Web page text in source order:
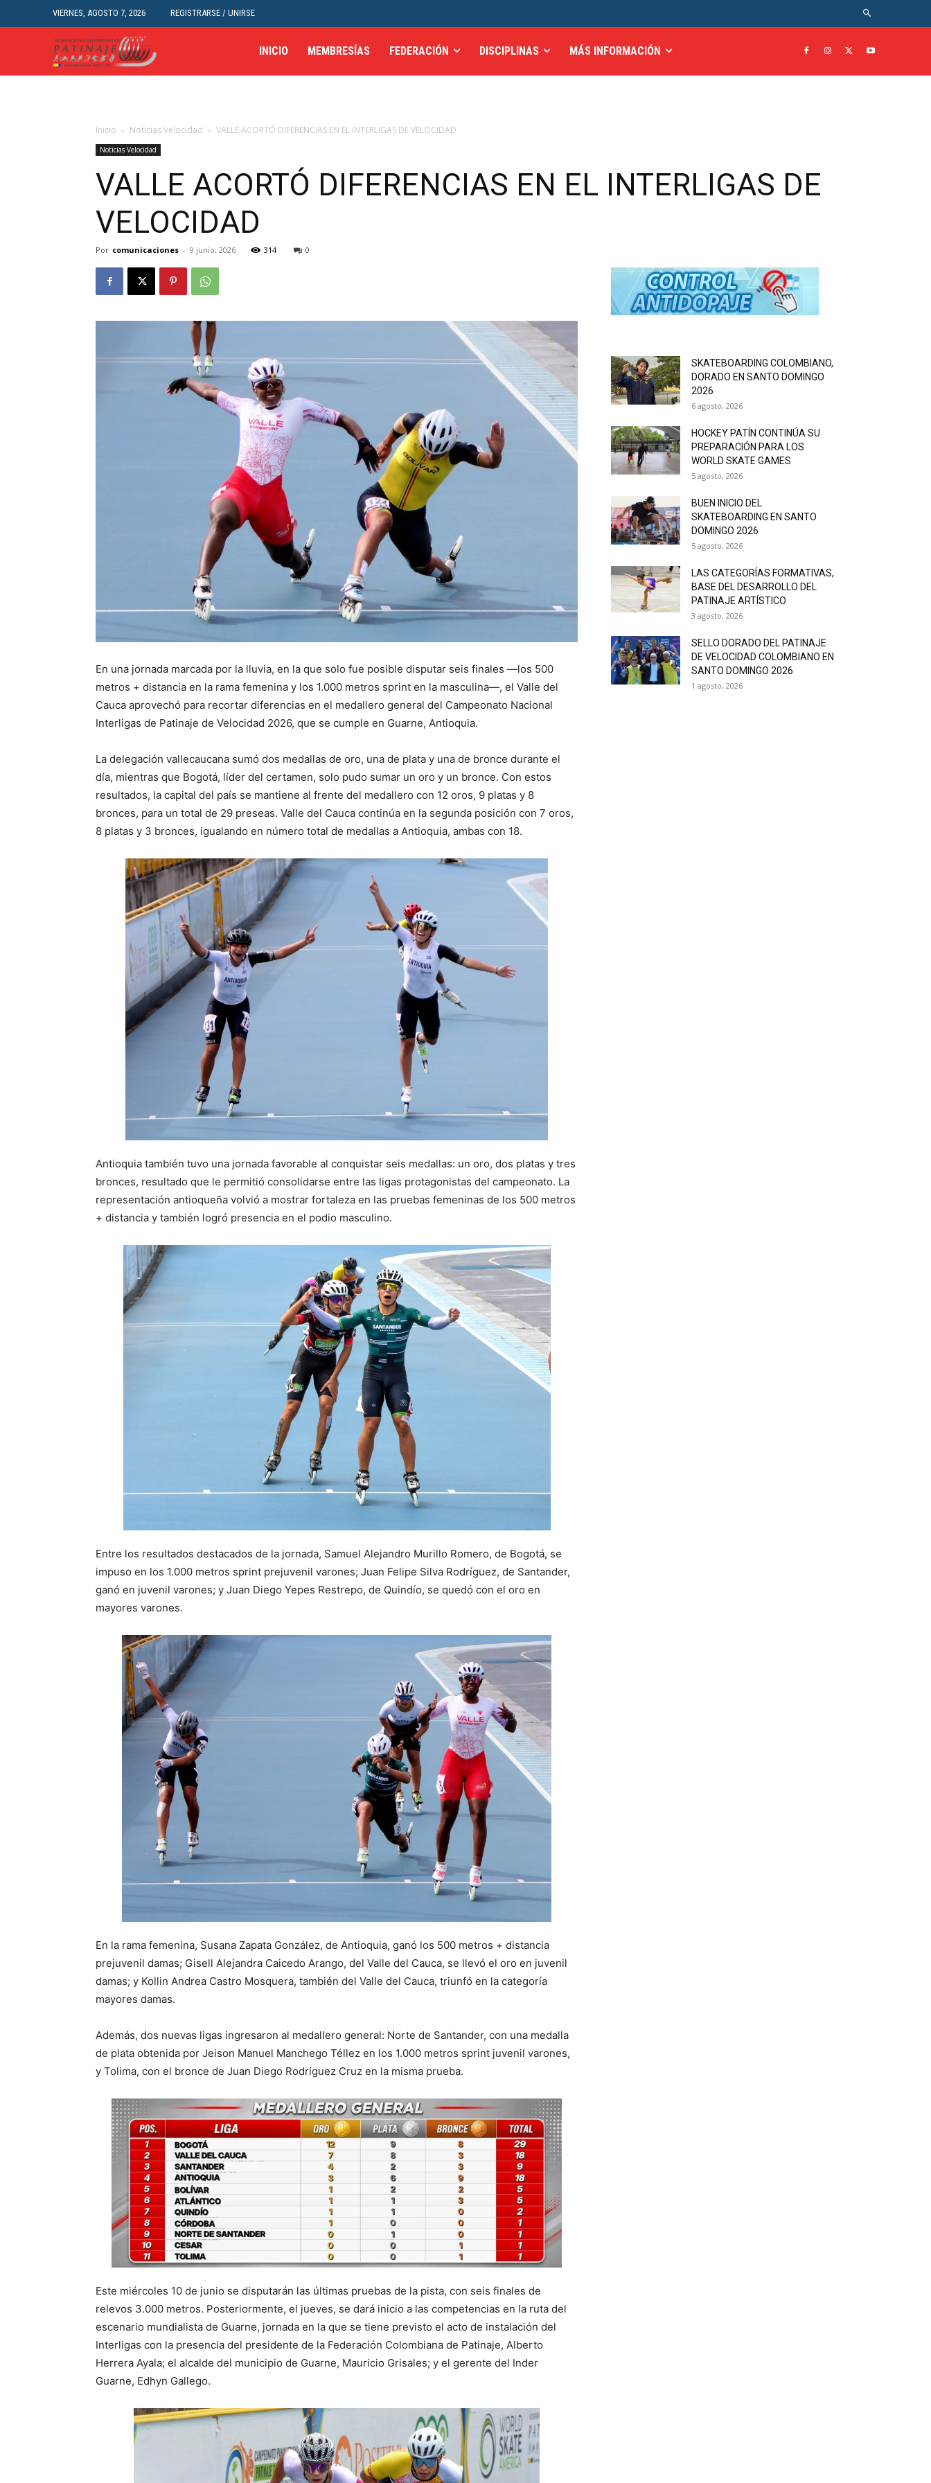
VIERNES, AGOSTO 7, 2026 REGISTRARSE / UNIRSE
INICIO MEMBRESÍAS FEDERACIÓN DISCIPLINAS MÁS INFORMACIÓN
Inicio Noticias Velocidad VALLE ACORTÓ DIFERENCIAS EN EL INTERLIGAS DE VELOCIDAD
Noticias Velocidad
VALLE ACORTÓ DIFERENCIAS EN EL INTERLIGAS DE
VELOCIDAD
Por comunicaciones - 9 junio, 2026 314 0
En una jornada marcada por la lluvia, en la que solo fue posible disputar seis finales —los 500
metros + distancia en la rama femenina y los 1.000 metros sprint en la masculina—, el Valle del
Cauca aprovechó para recortar diferencias en el medallero general del Campeonato Nacional
Interligas de Patinaje de Velocidad 2026, que se cumple en Guarne, Antioquia.
La delegación vallecaucana sumó dos medallas de oro, una de plata y una de bronce durante el
día, mientras que Bogotá, líder del certamen, solo pudo sumar un oro y un bronce. Con estos
resultados, la capital del país se mantiene al frente del medallero con 12 oros, 9 platas y 8
bronces, para un total de 29 preseas. Valle del Cauca continúa en la segunda posición con 7 oros,
8 platas y 3 bronces, igualando en número total de medallas a Antioquia, ambas con 18.
Antioquia también tuvo una jornada favorable al conquistar seis medallas: un oro, dos platas y tres
bronces, resultado que le permitió consolidarse entre las ligas protagonistas del campeonato. La
representación antioqueña volvió a mostrar fortaleza en las pruebas femeninas de los 500 metros
+ distancia y también logró presencia en el podio masculino.
Entre los resultados destacados de la jornada, Samuel Alejandro Murillo Romero, de Bogotá, se
impuso en los 1.000 metros sprint prejuvenil varones; Juan Felipe Silva Rodríguez, de Santander,
ganó en juvenil varones; y Juan Diego Yepes Restrepo, de Quindío, se quedó con el oro en
mayores varones.
En la rama femenina, Susana Zapata González, de Antioquia, ganó los 500 metros + distancia
prejuvenil damas; Gisell Alejandra Caicedo Arango, del Valle del Cauca, se llevó el oro en juvenil
damas; y Kollin Andrea Castro Mosquera, también del Valle del Cauca, triunfó en la categoría
mayores damas.
Además, dos nuevas ligas ingresaron al medallero general: Norte de Santander, con una medalla
de plata obtenida por Jeison Manuel Manchego Téllez en los 1.000 metros sprint juvenil varones,
y Tolima, con el bronce de Juan Diego Rodríguez Cruz en la misma prueba.
Este miércoles 10 de junio se disputarán las últimas pruebas de la pista, con seis finales de
relevos 3.000 metros. Posteriormente, el jueves, se dará inicio a las competencias en la ruta del
escenario mundialista de Guarne, jornada en la que se tiene previsto el acto de instalación del
Interligas con la presencia del presidente de la Federación Colombiana de Patinaje, Alberto
Herrera Ayala; el alcalde del municipio de Guarne, Mauricio Grisales; y el gerente del Inder
Guarne, Edhyn Gallego.
SKATEBOARDING COLOMBIANO,
DORADO EN SANTO DOMINGO
2026
6 agosto, 2026
HOCKEY PATÍN CONTINÚA SU
PREPARACIÓN PARA LOS
WORLD SKATE GAMES
5 agosto, 2026
BUEN INICIO DEL
SKATEBOARDING EN SANTO
DOMINGO 2026
5 agosto, 2026
LAS CATEGORÍAS FORMATIVAS,
BASE DEL DESARROLLO DEL
PATINAJE ARTÍSTICO
3 agosto, 2026
SELLO DORADO DEL PATINAJE
DE VELOCIDAD COLOMBIANO EN
SANTO DOMINGO 2026
1 agosto, 2026